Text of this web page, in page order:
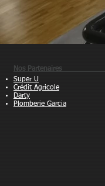
Nos
Super U
Crédit Agricole
Darty
Plomberie Garcia